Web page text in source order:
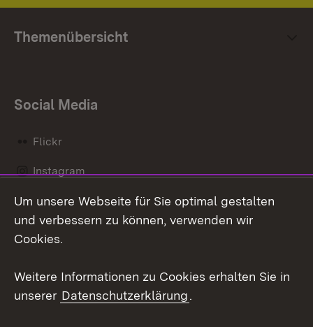
Themenübersicht
Social Media
Flickr
Instagram
Social Wall
Um unsere Webseite für Sie optimal gestalten
und verbessern zu können, verwenden wir
Cookies.
Weitere Informationen zu Cookies erhalten Sie in
unserer Datenschutzerklärung.